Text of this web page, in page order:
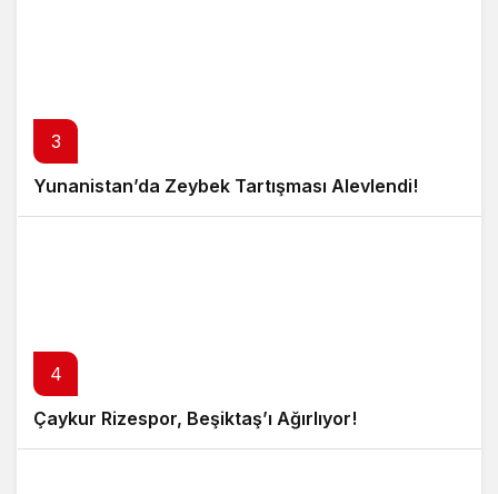
3
Yunanistan’da Zeybek Tartışması Alevlendi!
4
Çaykur Rizespor, Beşiktaş’ı Ağırlıyor!